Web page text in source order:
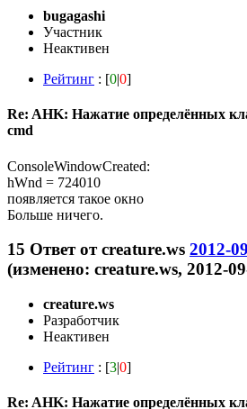
bugagashi
Участник
Неактивен
Рейтинг : [0|0]
Re: AHK: Нажатие определённых
cmd
ConsoleWindowCreated:
hWnd = 724010
появляется такое окно
Больше ничего.
15 Ответ отcreature.ws 2012-
(изменено: creature.ws, 2012-
creature.ws
Разработчик
Неактивен
Рейтинг : [3|0]
Re: AHK: Нажатие определённых